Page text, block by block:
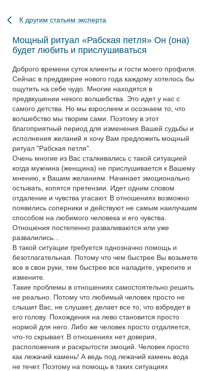
К другим статьям эксперта
Мощный ритуал «Рабская петля» Он (она)
будет любить и прислушиваться
Доброго времени суток клиенты и гости моего профиля.
Сейчас в преддверие нового года каждому хотелось бы
ощутить на себе чудо. Многие находятся в
предвкушении некого волшебства. Это идет у нас с
самого детства. Но мы взрослеем и осознаем то, что
волшебство мы творим сами. Поэтому в этот
благоприятный период для изменения Вашей судьбы и
исполнения желаний я хочу Вам предложить мощный
ритуал "Рабская петля".
Очень многие из Вас сталкивались с такой ситуацией
когда мужчина (женщина) не прислушивается к Вашему
мнению, к Вашим желаниям. Начинает эмоционально
остывать, копятся претензии. Идет одним словом
отдаление и чувства угасают. В отношениях возможно
появились соперники и действуют не самым наилучшим
способом на любимого человека и его чувства.
Отношения постепенно разваливаются или уже
развалились...
В такой ситуации требуется однозначно помощь и
безотлагательная. Потому что чем быстрее Вы возьмете
все в свои руки, тем быстрее все наладите, укрепите и
измените.
Такие проблемы в отношениях самостоятельно решить
не реально. Потому что любимый человек просто не
слышит Вас, не слушает, делает все то, что взбредет в
его голову. Похождения на лево становится просто
нормой для него. Либо же человек просто отдаляется,
что-то скрывает. В отношениях нет доверия,
расположения и раскрытости эмоций. Человек просто
как лежачий камень! А ведь под лежачий камень вода
не течет. Поэтому на помощь в таких ситуациях